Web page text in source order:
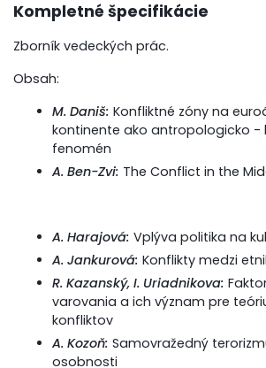
Kompletné špecifikácie
Zborník vedeckých prác.
Obsah:
M. Daniš: Konfliktné zóny na
kontinente ako antropologicko -
fenomén
A. Ben-Zvi: The Conflict in the
A. Harajová: Vplýva politika na
A. Jankurová:Konflikty medzi
R. Kazanský, I. Uriadnikova:
varovania a ich význam pre
konfliktov
A. Kozoň: Samovražedný
osobnosti